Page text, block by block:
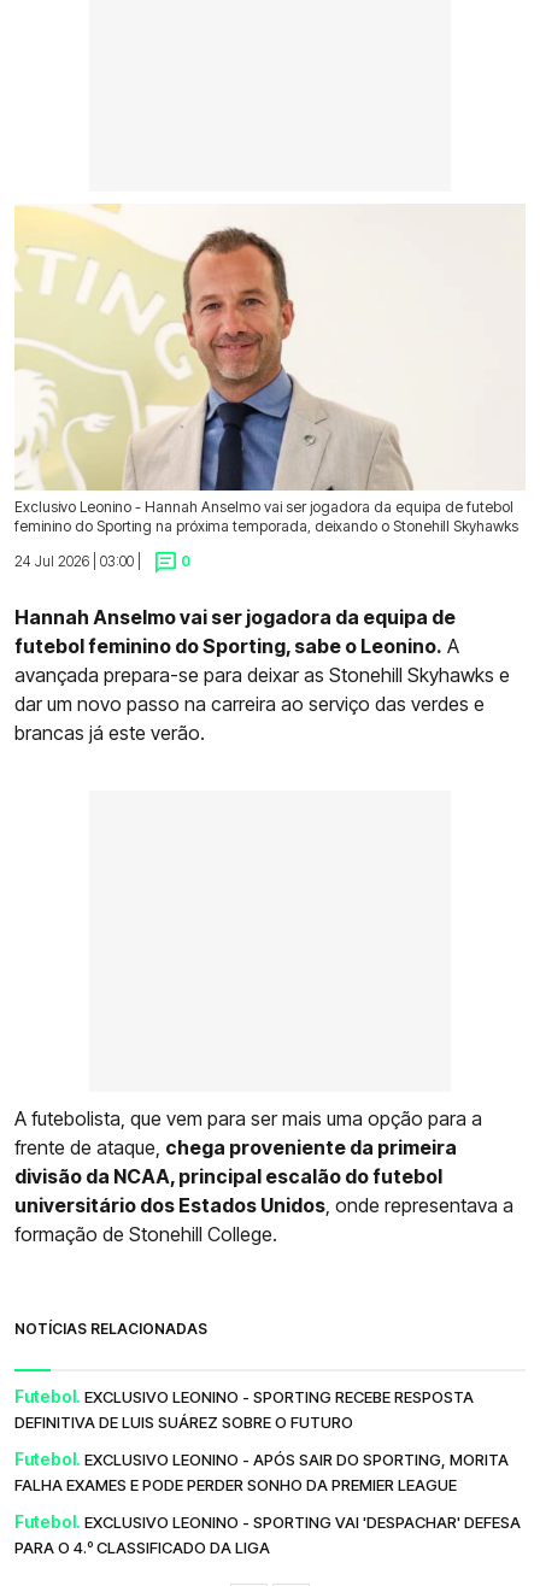
Exclusivo Leonino - Hannah Anselmo vai ser jogadora da equipa de futebol
feminino do Sporting na próxima temporada, deixando o Stonehill Skyhawks
24 Jul 2026 | 03:00 |
0
Hannah Anselmo vai ser jogadora da equipa de
futebol feminino do Sporting, sabe o Leonino. A
avançada prepara-se para deixar as Stonehill Skyhawks e
dar um novo passo na carreira ao serviço das verdes e
brancas já este verão.
A futebolista, que vem para ser mais uma opção para a
frente de ataque, chega proveniente da primeira
divisão da NCAA, principal escalão do futebol
universitário dos Estados Unidos , onde representava a
formação de Stonehill College.
NOTÍCIAS RELACIONADAS
Futebol. EXCLUSIVO LEONINO - SPORTING RECEBE RESPOSTA
DEFINITIVA DE LUIS SUÁREZ SOBRE O FUTURO
Futebol. EXCLUSIVO LEONINO - APÓS SAIR DO SPORTING, MORITA
FALHA EXAMES E PODE PERDER SONHO DA PREMIER LEAGUE
Futebol. EXCLUSIVO LEONINO - SPORTING VAI 'DESPACHAR' DEFESA
PARA O 4.º CLASSIFICADO DA LIGA